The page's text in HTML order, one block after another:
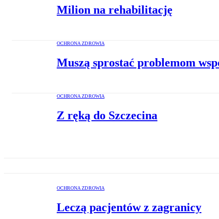
Milion na rehabilitację
OCHRONA ZDROWIA
Muszą sprostać problemom
OCHRONA ZDROWIA
Z ręką do Szczecina
OCHRONA ZDROWIA
Leczą pacjentów z zagranicy